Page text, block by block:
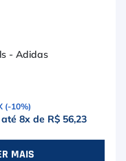
- Adidas
(-10%)
até 8x de R$ 56,23
MAIS